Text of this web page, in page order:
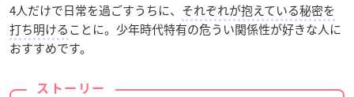
4人だけで日常を過ごすうちに、 それぞれが抱えている秘密を
打ち明けることに。少年時代特有の危うい関係性が好きな人に
おすすめです。
ストーリー